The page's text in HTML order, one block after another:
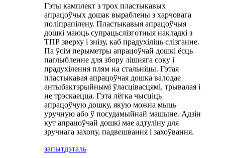
Гэты камплект з трох пластыкавых
апрацоўчых дошак выраблены з харчовага
поліпрапілену. Пластыкавыя апрацоўчыя
дошкі маюць супрацьслізготныя накладкі з
ТПР зверху і знізу, каб прадухіліць слізганне.
Па ўсім перыметры апрацоўчай дошкі ёсць
паглыбленне для збору лішняга соку і
прадухілення плям на стальніцы. Гэтая
пластыкавая апрацоўчая дошка валодае
антыбактэрыйнымі ўласцівасцямі, трывалая і
не трэскаецца. Гэта лёгка чысціць
апрацоўчую дошку, якую можна мыць
уручную або ў посудамыйнай машыне. Адзін
кут апрацоўчай дошкі мае адтуліну для
зручнага захопу, падвешвання і захоўвання.
запытдэталь